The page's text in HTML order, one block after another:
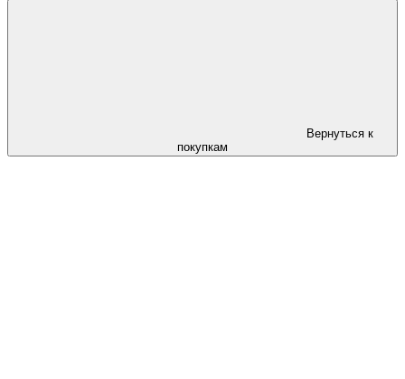
Вернуться к
покупкам